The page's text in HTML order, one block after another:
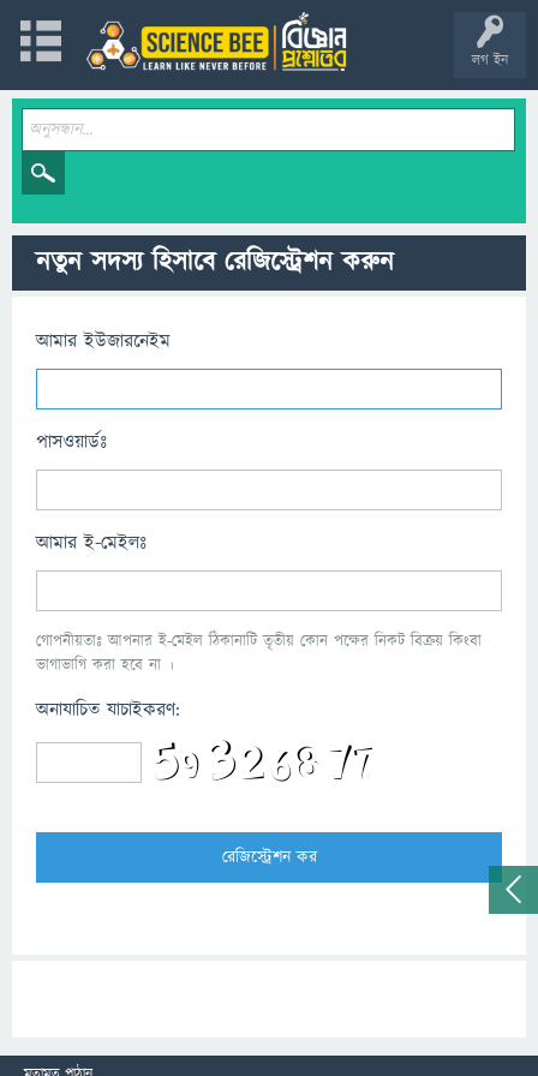
লগ ইন
নতুন সদস্য হিসাবে রেজিস্ট্রেশন করুন
আমার ইউজারনেইম
পাসওয়ার্ডঃ
আমার ই-মেইলঃ
গোপনীয়তাঃ আপনার ই-মেইল ঠিকানাটি তৃতীয় কোন পক্ষের নিকট বিক্রয় কিংবা
ভাগাভাগি করা হবে না ।
অনাযাচিত যাচাইকরণ: